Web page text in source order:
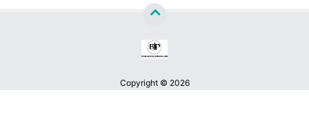
Copyright © 2026
Berita Jatim Pos™